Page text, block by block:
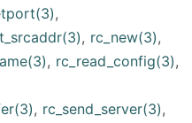
,
, rc_new(3),
, rc_read_config(3),
, rc_send_server(3),